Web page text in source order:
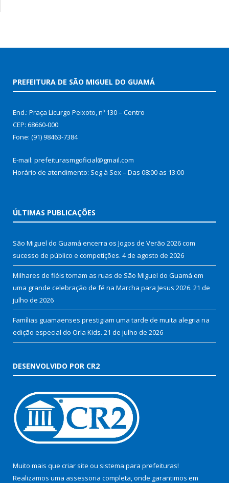
PREFEITURA DE SÃO MIGUEL DO GUAMÁ
End.: Praça Licurgo Peixoto, nº 130 – Centro
CEP: 68660-000
Fone: (91) 98463-7384
E-mail: prefeiturasmgoficial@gmail.com
Horário de atendimento: Seg à Sex – Das 08:00 as 13:00
ÚLTIMAS PUBLICAÇÕES
São Miguel do Guamá encerra os Jogos de Verão 2026 com
sucesso de público e competições. 4 de agosto de 2026
Milhares de fiéis tomam as ruas de São Miguel do Guamá em
uma grande celebração de fé na Marcha para Jesus 2026. 21 de
julho de 2026
Famílias guamaenses prestigiam uma tarde de muita alegria na
edição especial do Orla Kids. 21 de julho de 2026
DESENVOLVIDO POR CR2
Muito mais que criar site ou sistema para prefeituras!
Realizamos uma assessoria completa, onde garantimos em